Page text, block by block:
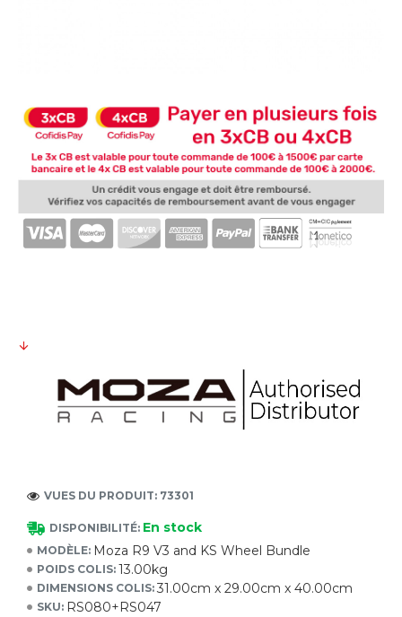
DISPONIBILITÉ: En stock
MODÈLE: Moza R9 V3 and KS Wheel Bundle
POIDS COLIS: 13.00kg
DIMENSIONS COLIS: 31.00cm x 29.00cm x 40.00cm
SKU: RS080+RS047
VUES DU PRODUIT: 73301